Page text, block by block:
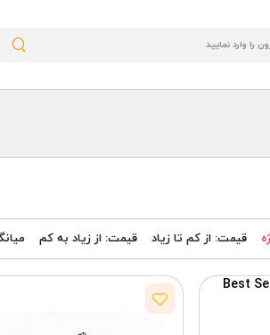
قیمت: از کم تا زیاد قیمت: از زیاد به کم
Best